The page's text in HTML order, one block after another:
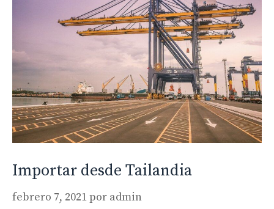
Importar desde Tailandia
febrero 7, 2021por admin